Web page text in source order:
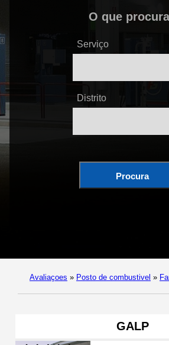
O que
Serviço
Distrito
Procura
Avaliaçoes » Posto de combustivel »
GALP